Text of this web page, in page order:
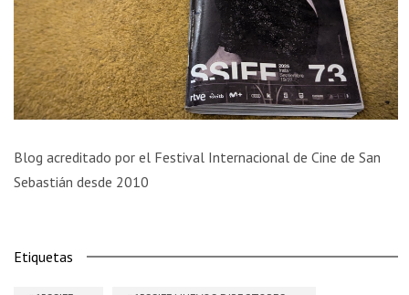
Blog acreditado por el Festival Internacional de Cine de San
Sebastián desde 2010
Etiquetas